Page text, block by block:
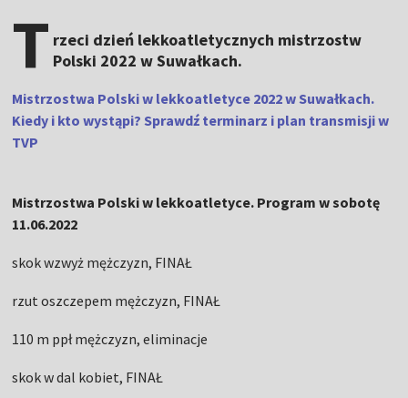
T rzeci dzień lekkoatletycznych mistrzostw
Polski 2022 w Suwałkach.
Mistrzostwa Polski w lekkoatletyce 2022 w Suwałkach.
Kiedy i kto wystąpi? Sprawdź terminarz i plan transmisji w
TVP
Mistrzostwa Polski w lekkoatletyce. Program w sobotę
11.06.2022
skok wzwyż mężczyzn, FINAŁ
rzut oszczepem mężczyzn, FINAŁ
110 m ppł mężczyzn, eliminacje
skok w dal kobiet, FINAŁ